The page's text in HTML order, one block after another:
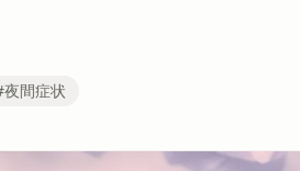
間症状